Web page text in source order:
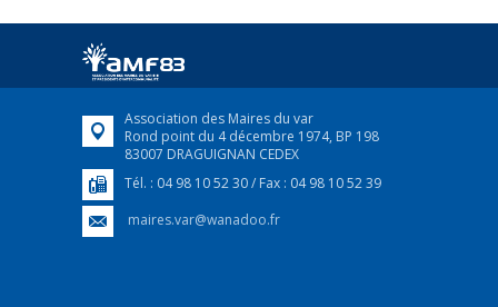
Association des Maires du var
Rond point du 4 décembre 1974, BP 198
83007 DRAGUIGNAN CEDEX
Tél. : 04 98 10 52 30 / Fax : 04 98 10 52 39
maires.var@wanadoo.fr